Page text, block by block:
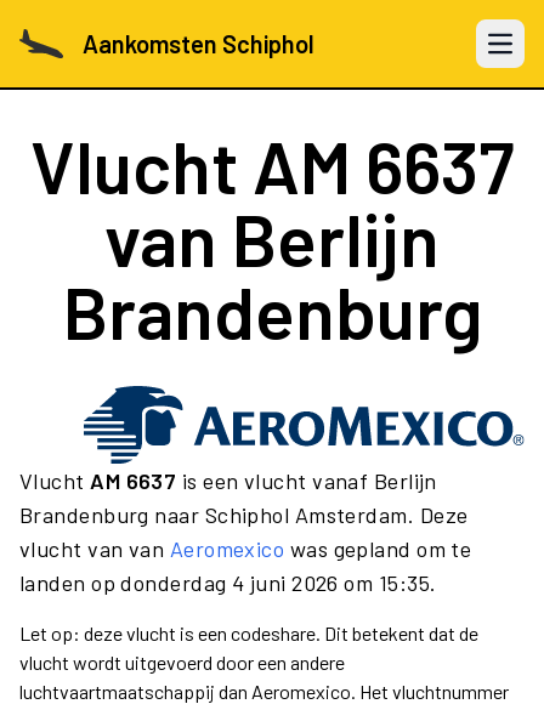
Aankomsten Schiphol Open
Vlucht AM 6637
van Berlijn
Brandenburg
Vlucht AM 6637 is een vlucht vanaf Berlijn
Brandenburg naar Schiphol Amsterdam. Deze
vlucht van van Aeromexico was gepland om te
landen op donderdag 4 juni 2026 om 15:35.
Let op: deze vlucht is een codeshare. Dit betekent dat de
vlucht wordt uitgevoerd door een andere
luchtvaartmaatschappij dan Aeromexico. Het vluchtnummer